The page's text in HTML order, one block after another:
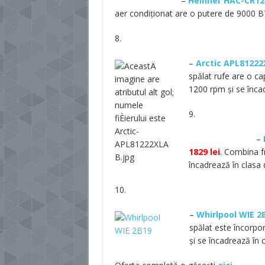
aer condiționat are o putere de 9000
8.
– Arctic
spălat rufe are o
1200 rpm și se
9.
–
1829 lei. Combina
încadrează în clasa
10.
– Whirlpool WIE
spălat este
și se încadrează în